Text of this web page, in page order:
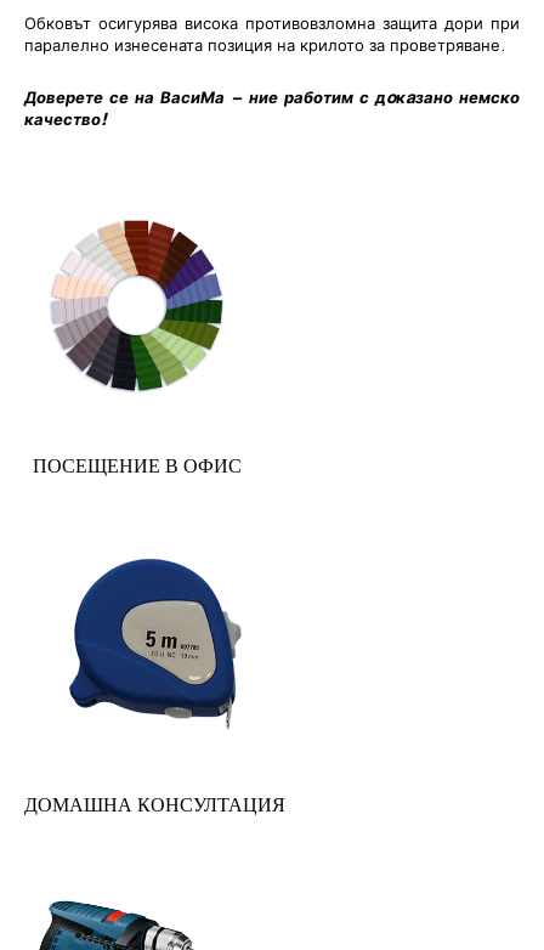
Обковът осигурява висока противовзломна защита дори при
паралелно изнесената позиция на крилото за проветряване.
Доверете се на ВасиМа – ние работим с дoкaзано немско
качество!
ПОСЕЩЕНИЕ В ОФИС
ДОМАШНА КОНСУЛТАЦИЯ